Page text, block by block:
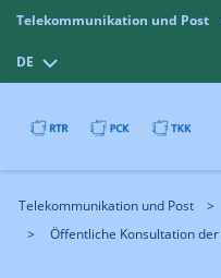
Telekommunikation und Post
DE
Telekommunikation und Post
Öffentliche Konsultation der